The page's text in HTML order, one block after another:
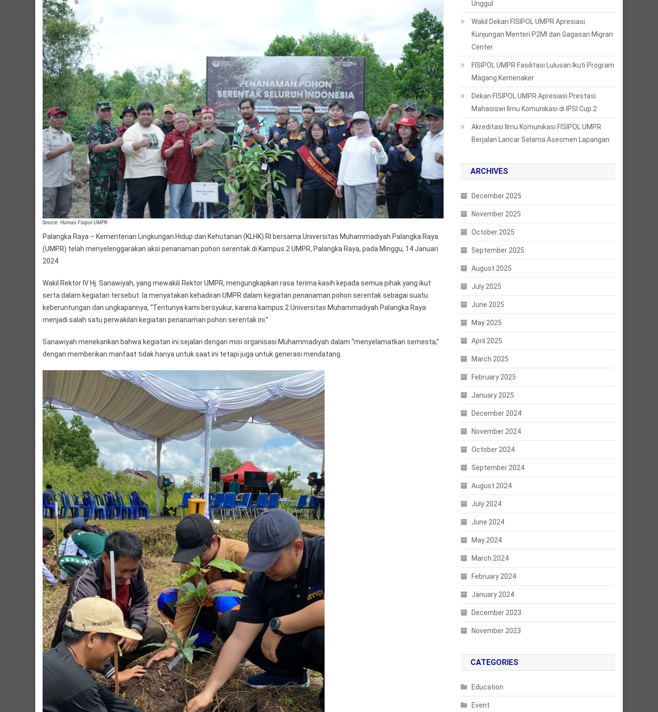
Menyelamatkan
Di
Kampus
Universitas
Muhammadiyah
Palangka
Raya
Source: Humas Fisipol UMPR
Palangka Raya – Kementerian Lingkungan Hidup dan Kehutanan (KLHK) RI bersama Universitas Muhammadiyah Palangka Raya
(UMPR) telah menyelenggarakan aksi penanaman pohon serentak di Kampus 2 UMPR, Palangka Raya, pada Minggu, 14 Januari
2024
Wakil Rektor IV Hj. Sanawiyah, yang mewakili Rektor UMPR, mengungkapkan rasa terima kasih kepada semua pihak yang ikut
serta dalam kegiatan tersebut. Ia menyatakan kehadiran UMPR dalam kegiatan penanaman pohon serentak sebagai suatu
keberuntungan dan ungkapannya, “Tentunya kami bersyukur, karena kampus 2 Universitas Muhammadiyah Palangka Raya
menjadi salah satu perwakilan kegiatan penanaman pohon serentak ini.”
Sanawiyah menekankan bahwa kegiatan ini sejalan dengan misi organisasi Muhammadiyah dalam “menyelamatkan semesta,”
dengan memberikan manfaat tidak hanya untuk saat ini tetapi juga untuk generasi mendatang.
Unggul
Wakil Dekan FISIPOL UMPR Apresiasi
Kunjungan Menteri P2MI dan Gagasan Migran
Center
FISIPOL UMPR Fasilitasi Lulusan Ikuti Program
Magang Kemenaker
Dekan FISIPOL UMPR Apresiasi Prestasi
Mahasiswi Ilmu Komunikasi di IPSI Cup 2
Akreditasi Ilmu Komunikasi FISIPOL UMPR
Berjalan Lancar Selama Asesmen Lapangan
ARCHIVES
December 2025
November 2025
October 2025
September 2025
August 2025
July 2025
June 2025
May 2025
April 2025
March 2025
February 2025
January 2025
December 2024
November 2024
October 2024
September 2024
August 2024
July 2024
June 2024
May 2024
March 2024
February 2024
January 2024
December 2023
November 2023
CATEGORIES
Education
Event